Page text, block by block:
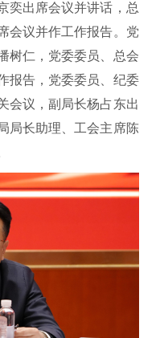
奕出席会议并讲话，总
会议并作工作报告。党
树仁，党委委员、总会
报告，党委委员、纪委
会议，副局长杨占东出
局长助理、工会主席陈